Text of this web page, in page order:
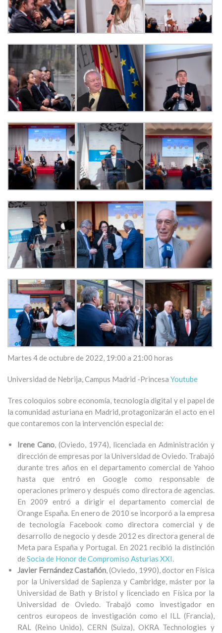
Martes 4 de octubre de 2022, 19:00 a 21:00 horas
Universidad de Nebrija, Campus Madrid -Princesa Youtube
Tres coloquios sobre economía, tecnología digital y el papel de
la comunidad asturiana en Madrid, protagonizarán el acto en el
que contaremos con la intervención especial de:
Irene Cano , (Oviedo, 1974), licenciada en Administración y
dirección de empresas por la Universidad de Oviedo. Trabajó
durante tres años en el departamento comercial de Yahoo
hasta que entró en Google como responsable de
operaciones primero y después como directora de agencias.
En 2009 entró a dirigir el departamento comercial de
Orange España. En enero de 2010 se incorporó a la empresa
de tecnología Facebook como directora comercial y de
desarrollo de negocio y desde 2012 es directora general de
Meta para España y Portugal. En 2021 recibió la distinción
de Socia de Honor de Compromiso Asturias XXI
Javier Fernández Castañón , (Oviedo, 1990), doctor en Física
por la Universidad de Sapienza y Cambridge, máster por la
Universidad de Bath y Bristol y licenciado en Física por la
Universidad de Oviedo. Trabajó como investigador en
centros europeos de investigación como el ILL (Francia),
RAL (Reino Unido), CERN (Suiza), OKRA Technologies y